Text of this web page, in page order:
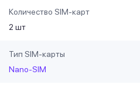
Количество SIM-карт
2 шт
Тип SIM-карты
Nano-SIM